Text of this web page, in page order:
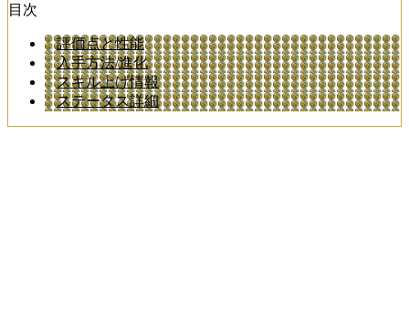
目次
評価点と性能
入手方法/進化
スキル上げ情報
ステータス詳細